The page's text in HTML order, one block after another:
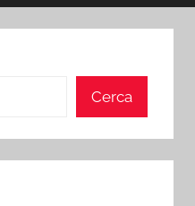
Cerca